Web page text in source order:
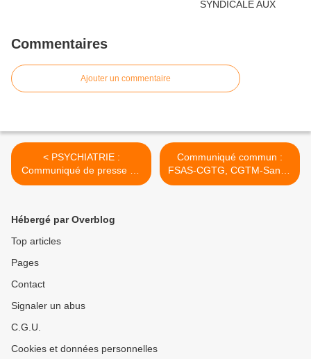
Commentaires
Ajouter un commentaire
< PSYCHIATRIE :
Communiqué de presse de
nos camarades de la CGT -
Communiqué commun :
FSAS-CGTG, CGTM-Santé,
UTG-Santé et CGT-Santé >
Hébergé par Overblog
Top articles
Pages
Contact
Signaler un abus
C.G.U.
Cookies et données personnelles